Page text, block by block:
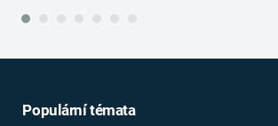
Populární témata